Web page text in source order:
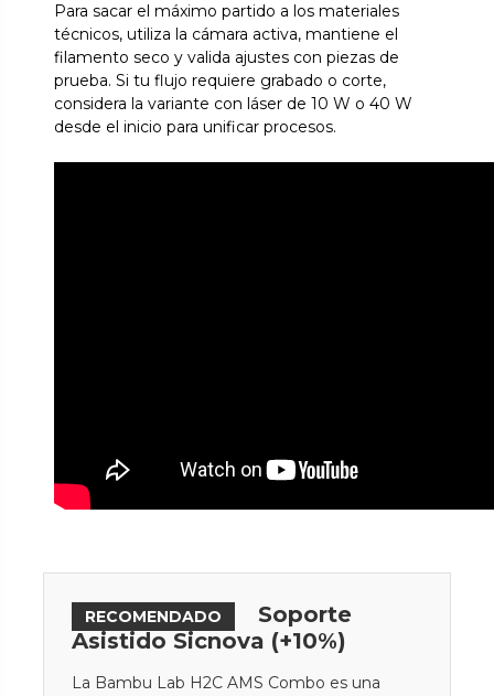
Para sacar el máximo partido a los materiales
técnicos, utiliza la cámara activa, mantiene el
filamento seco y valida ajustes con piezas de
prueba. Si tu flujo requiere grabado o corte,
considera la variante con láser de 10 W o 40 W
desde el inicio para unificar procesos.
RECOMENDADO
Soporte
Asistido Sicnova (+10%)
La Bambu Lab H2C AMS Combo es una